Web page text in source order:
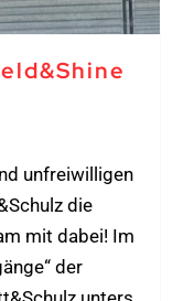
unfreiwilligen
die
mit dabei! Im
der